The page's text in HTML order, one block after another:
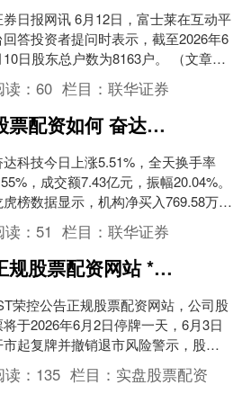
券日报网讯 6月12日，富士莱在互动平
回答投资者提问时表示，截至2026年6
10日股东总户数为8163户。 （文章来
：证券日报）股票上市的条件有哪些
....
读：60 栏目：联华证券
股票配资如何 奋达科技6月5日龙虎榜数据
达科技今日上涨5.51%，全天换手率
，成交额7.43亿元，振幅20.04%。
虎榜数据显示，机构净买入769.58万
，深股通净买入2992.46万....
读： 51 栏目：联华证券
正规股票配资网站 *ST荣控：6月3日起撤销退市风险警示
荣控公告正规股票配资网站，公司股
将于2026年6月2日停牌一天，6月3日
市起复牌并撤销退市风险警示，股票
称变更为“荣丰控股”，公司股票交易价
日涨跌....
读： 135 栏目： 实盘股票配资